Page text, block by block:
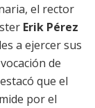
el rector
Erik Pérez
a ejercer sus
de
que el
por el